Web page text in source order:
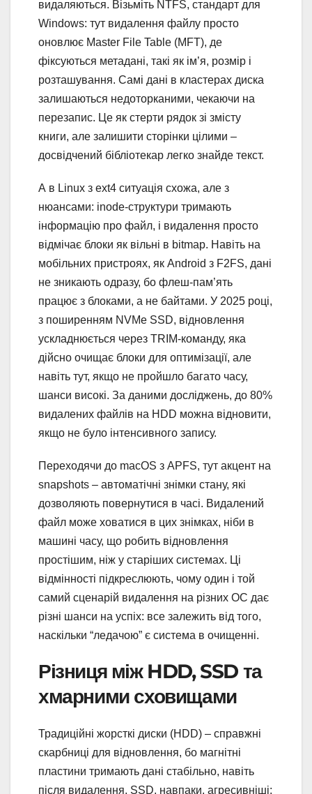
видаляються. Візьміть NTFS, стандарт для
Windows: тут видалення файлу просто
оновлює Master File Table (MFT), де
фіксуються метадані, такі як ім’я, розмір і
розташування. Самі дані в кластерах диска
залишаються недоторканими, чекаючи на
перезапис. Це як стерти рядок зі змісту
книги, але залишити сторінки цілими –
досвідчений бібліотекар легко знайде текст.
А в Linux з ext4 ситуація схожа, але з
нюансами: inode-структури тримають
інформацію про файл, і видалення просто
відмічає блоки як вільні в bitmap. Навіть на
мобільних пристроях, як Android з F2FS, дані
не зникають одразу, бо флеш-пам’ять
працює з блоками, а не байтами. У 2025 році,
з поширенням NVMe SSD, відновлення
ускладнюється через TRIM-команду, яка
дійсно очищає блоки для оптимізації, але
навіть тут, якщо не пройшло багато часу,
шанси високі. За даними досліджень, до 80%
видалених файлів на HDD можна відновити,
якщо не було інтенсивного запису.
Переходячи до macOS з APFS, тут акцент на
snapshots – автоматічні знімки стану, які
дозволяють повернутися в часі. Видалений
файл може ховатися в цих знімках, ніби в
машині часу, що робить відновлення
простішим, ніж у старіших системах. Ці
відмінності підкреслюють, чому один і той
самий сценарій видалення на різних ОС дає
різні шанси на успіх: все залежить від того,
наскільки “ледачою” є система в очищенні.
Різниця між HDD, SSD та
хмарними сховищами
Традиційні жорсткі диски (HDD) – справжні
скарбниці для відновлення, бо магнітні
пластини тримають дані стабільно, навіть
після видалення. SSD, навпаки, агресивніші: